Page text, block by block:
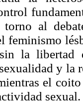
torno al
feminismo
la libertad
y la
el
sexual.